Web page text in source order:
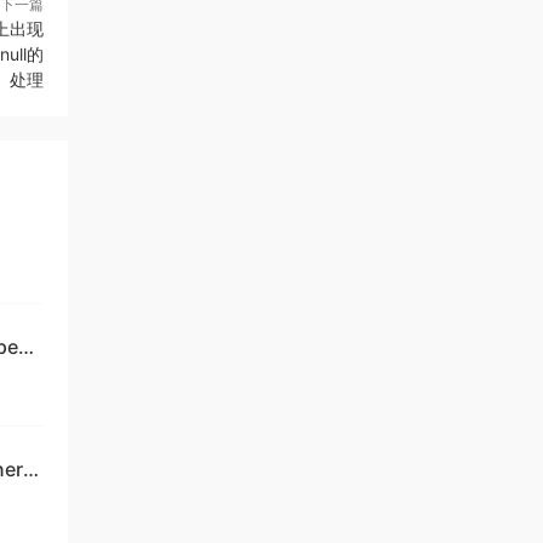
供
下一篇
出现
的
处理